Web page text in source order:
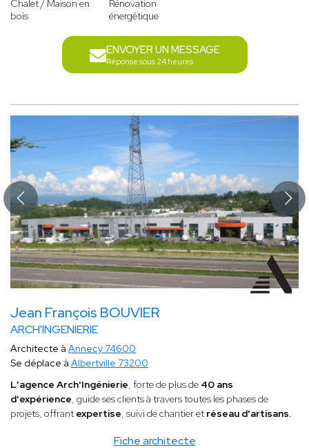
Chalet / Maison en
bois
Rénovation
énergétique
ENVOYER UN MESSAGE
Réponse sous 24 heures
Jean François BOUVIER
ARCH'INGENIERIE
Fiche architecte
Architecte à Annecy 74600
Se déplace à Albertville 73200
L'agence Arch'Ingénierie, forte de plus de 40 ans
d'expérience, guide ses clients à travers toutes les phases de
projets, offrant expertise, suivi de chantier et réseau d'artisans.